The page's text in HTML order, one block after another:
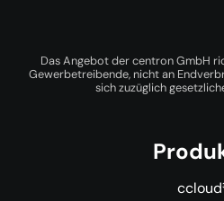
Das Angebot der centron GmbH
Gewerbetreibende, nicht an
sich zuzüglich